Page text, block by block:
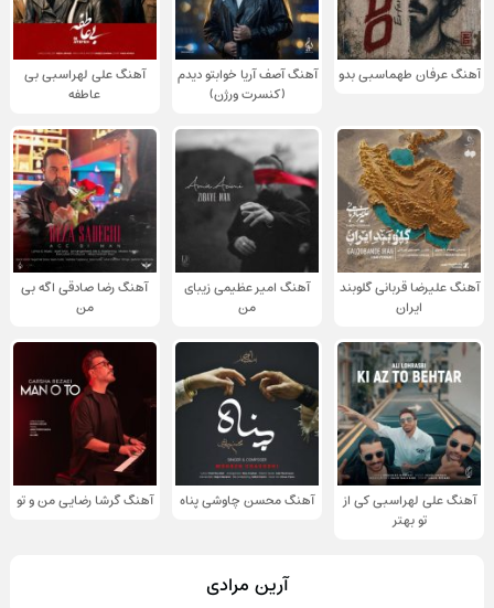
آهنگ عرفان طهماسبی بدو
آهنگ آصف آریا خوابتو دیدم
(کنسرت ورژن)
آهنگ علی لهراسبی بی
عاطفه
آهنگ علیرضا قربانی گلوبند
ایران
آهنگ امیر عظیمی زیبای
من
آهنگ رضا صادقی اگه بی
من
آهنگ علی لهراسبی کی از
تو ‌بهتر
آهنگ محسن چاوشی پناه آهنگ گرشا رضایی من و تو
آرین مرادی